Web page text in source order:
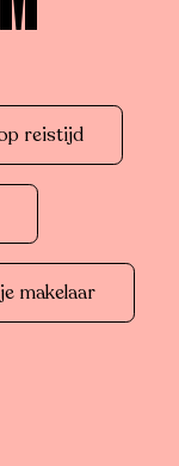
reistijd
makelaar